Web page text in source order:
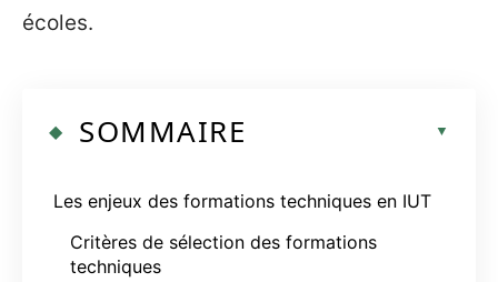
écoles.
SOMMAIRE
Les enjeux des formations techniques en IUT
Critères de sélection des formations
techniques